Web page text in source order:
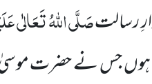
رسالتصَلَّی اللہُ تَعَالٰی
ہوں جس نے حضرت